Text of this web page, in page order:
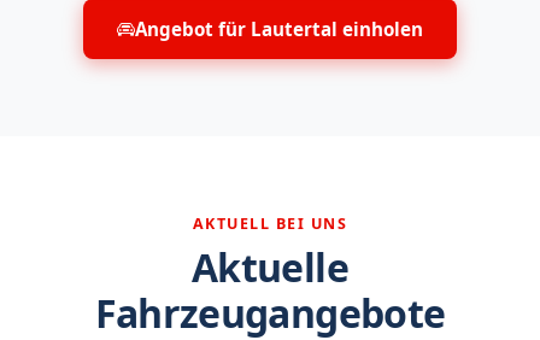
Angebot für Lautertal einholen
AKTUELL BEI UNS
Aktuelle
Fahrzeugangebote